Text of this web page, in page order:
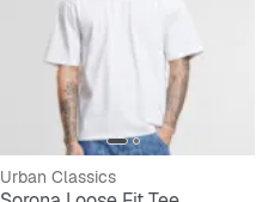
Urban Classics